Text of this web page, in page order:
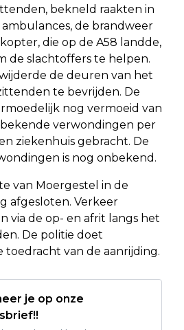
bekneld raakten in
de brandweer
die op de A58 landde,
de slachtoffers te helpen.
de deuren van het
te bevrijden. De
nog vermoeid van
verwondingen per
ziekenhuis gebracht. De
is nog onbekend.
van Moergestel in de
afgesloten. Verkeer
via de op- en afrit langs het
De politie doet
toedracht van de aanrijding.
je op onze